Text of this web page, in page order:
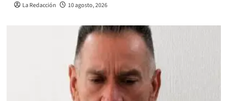
La Redacción 10 agosto, 2026